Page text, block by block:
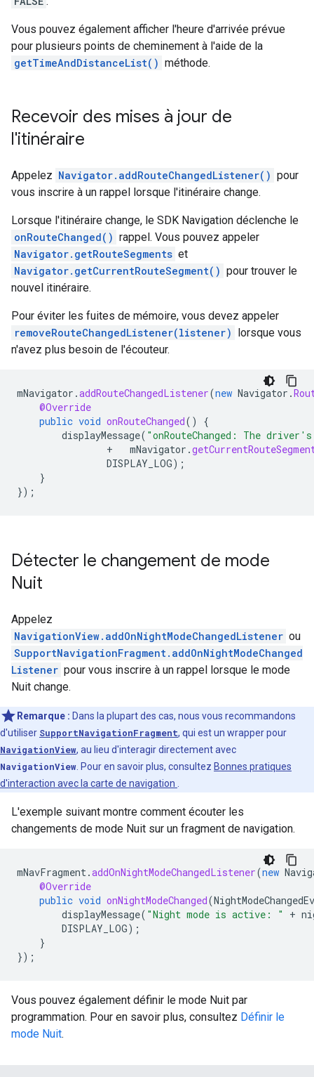
Vous pouvez également afficher l'heure d'arrivée prévue
pour plusieurs points de cheminement à l'aide de la
getTimeAndDistanceList() méthode.
Recevoir des mises à jour de
l'itinéraire
Appelez Navigator.addRouteChangedListener() pour
vous inscrire à un rappel lorsque l'itinéraire change.
Lorsque l'itinéraire change, le SDK Navigation déclenche le
onRouteChanged() rappel. Vous pouvez appeler
Navigator.getRouteSegments et
Navigator.getCurrentRouteSegment() pour trouver le
nouvel itinéraire.
Pour éviter les fuites de mémoire, vous devez appeler
removeRouteChangedListener(listener) lorsque vous
n'avez plus besoin de l'écouteur.
mNavigator .addRouteChangedListener(new Navigator .
@Override
public void onRouteChanged()
{
displayMessage( "onRouteChanged: The
+
mNavigator .
DISPLAY_LOG);
}
});
Détecter le changement de mode
Nuit
Appelez
NavigationView.addOnNightModeChangedListener ou
SupportNavigationFragment.addOnNightModeChanged
Listener pour vous inscrire à un rappel lorsque le mode
Nuit change.
Remarque : Dans la plupart des cas, nous vous recommandons
d'utiliser SupportNavigationFragment, qui est un wrapper pour
NavigationView, au lieu d'interagir directement avec
NavigationView . Pour en savoir plus, consultez Bonnes pratiques
d'interaction avec la carte de navigation
L'exemple suivant montre comment écouter les
changements de mode Nuit sur un fragment de navigation.
mNavFragment.addOnNightModeChangedListener(new
@Override
public void onNightModeChanged(
displayMessage( "Night mode is active: " +
DISPLAY_LOG);
}
});
Vous pouvez également définir le mode Nuit par
programmation. Pour en savoir plus, consultez Définir le
mode Nuit.